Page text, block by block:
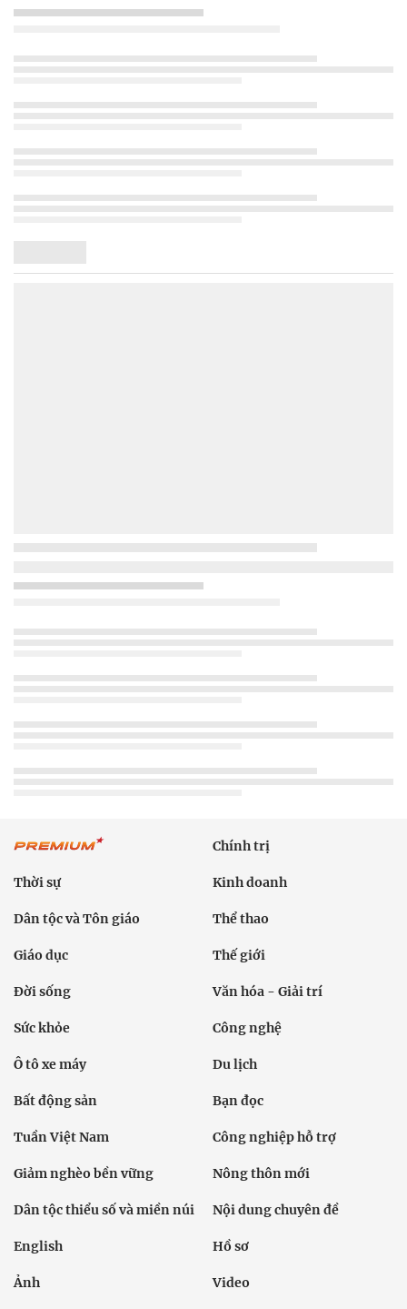
Chính trị
Thời sự Kinh doanh
Dân tộc và Tôn giáo Thể thao
Giáo dục Thế giới
Đời sống Văn hóa - Giải trí
Sức khỏe Công nghệ
Ô tô xe máy Du lịch
Bất động sản Bạn đọc
Tuần Việt Nam Công nghiệp hỗ trợ
Giảm nghèo bền vững Nông thôn mới
Dân tộc thiểu số và miền núi Nội dung chuyên đề
English Hồ sơ
Ảnh Video